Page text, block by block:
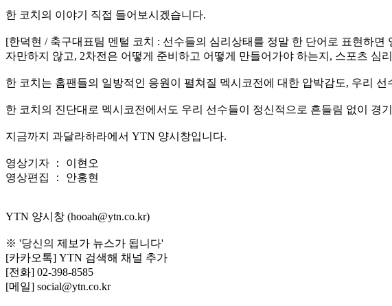
한 코치의 이야기 직접 들어보시겠습니다.
[한덕현 / 축구대표팀 멘털 코치 : 선수들의 심리상태를 정말 한 단어로 표현하
자만하지 않고, 2차전은 어떻게 준비하고 어떻게 만들어가야 하는지, 스포츠
한 코치는 홈팬들의 일방적인 응원이 펼쳐질 멕시코전에 대한 압박감도, 우리
한 코치의 진단대로 멕시코전에서도 우리 선수들이 정신적으로 흔들림 없이 경
지금까지 과달라하라에서 YTN 양시창입니다.
영상기자 ： 이현오
영상편집 ： 안홍현
YTN 양시창 (hooah@ytn.co.kr)
※ '당신의 제보가 뉴스가 됩니다'
[카카오톡] YTN 검색해 채널 추가
[전화] 02-398-8585
[메일] social@ytn.co.kr